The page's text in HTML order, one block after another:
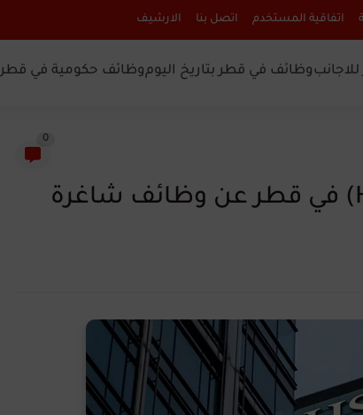
اتفاقية المستخدم اتصل بنا الارشيف
وظائف في قطر بتاريخ اليوموظائف حكومية في قطر
0